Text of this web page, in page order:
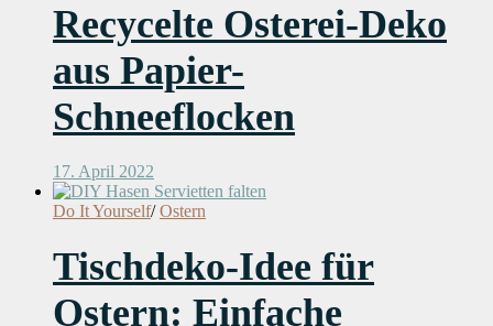
Recycelte Osterei-Deko
aus Papier-
Schneeflocken
17. April 2022
Do It Yourself/ Ostern
Tischdeko-Idee für
Ostern: Einfache